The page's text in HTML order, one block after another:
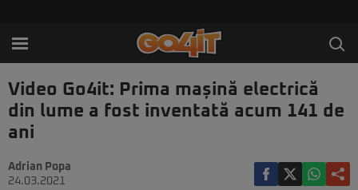
Video Go4it: Prima mașină electrică
din lume a fost inventată acum 141 de
ani
Adrian Popa
24.03.2021